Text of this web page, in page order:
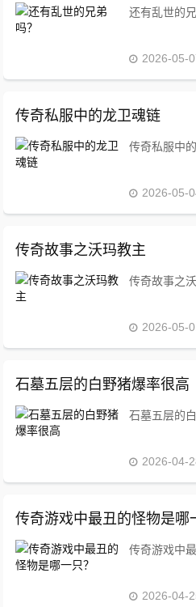
还有乱世的兄
2026-05-
传奇私服中的龙卫魂链
传奇私服中
2026-05-
传奇故事之沃玛教主
传奇故事之
2026-05-
石墓五层的白野猪爆率很高
石墓五层的
2026-04-
传奇游戏中最丑的怪物是哪
传奇游戏中
2026-04-